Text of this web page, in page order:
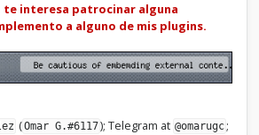
te interesa patrocinar alguna
a alguno de mis plugins.
(Omar G.#6117); Telegram at @omarugc ;